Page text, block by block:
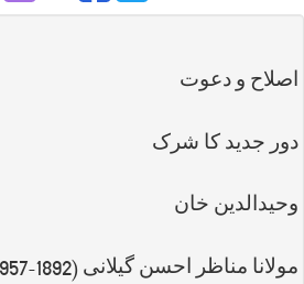
اصلاح و دعوت
دور جدید کا شرک
وحيدالدين خان